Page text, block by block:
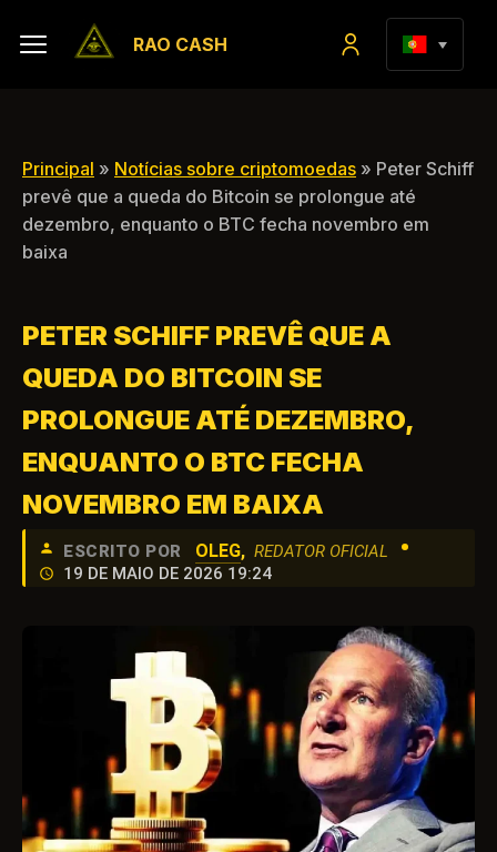
RAO CASH
Principal » Notícias sobre criptomoedas » Peter Schiff
prevê que a queda do Bitcoin se prolongue até
dezembro, enquanto o BTC fecha novembro em
baixa
PETER SCHIFF PREVÊ QUE A
QUEDA DO BITCOIN SE
PROLONGUE ATÉ DEZEMBRO,
ENQUANTO O BTC FECHA
NOVEMBRO EM BAIXA
ESCRITO POR OLEG, REDATOR OFICIAL •
19 DE MAIO DE 2026 19:24